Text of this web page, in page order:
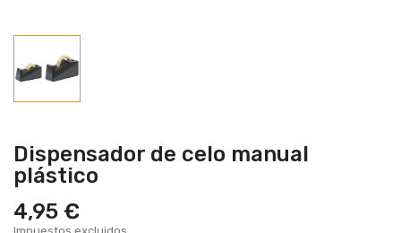
Dispensador de celo manual
plástico
4,95 €